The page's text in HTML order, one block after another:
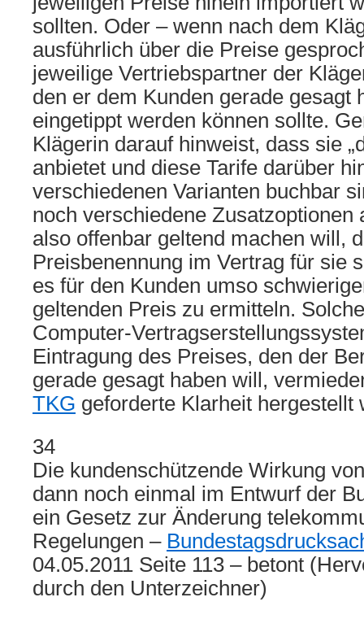
sollten. Oder – wenn nach dem
ausführlich über die Preise
jeweilige Vertriebspartner der
den er dem Kunden gerade gesagt
eingetippt werden können sollte.
Klägerin darauf hinweist, dass sie
anbietet und diese Tarife darüber
verschiedenen Varianten buchbar
noch verschiedene Zusatzoptionen
also offenbar geltend machen will,
Preisbenennung im Vertrag für sie
es für den Kunden umso
geltenden Preis zu ermitteln.
Computer-
Eintragung des Preises, den der
gerade gesagt haben will,
TKG geforderte Klarheit hergestellt
34
Die kundenschützende Wirkung
dann noch einmal im Entwurf der
ein Gesetz zur Änderung
Regelungen –
04.05.2011 Seite 113 – betont
durch den Unterzeichner)